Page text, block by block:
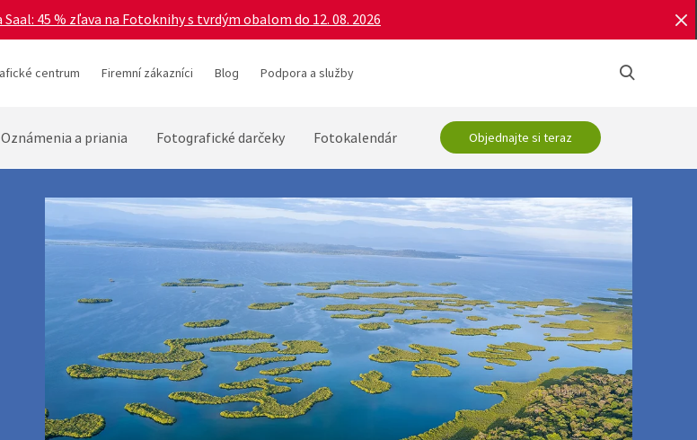
45 % zľava na Fotoknihy s tvrdým obalom do 12. 08. 2026
centrum Firemní zákazníci Blog Podpora a služby
Oznámenia a priania Fotografické darčeky Fotokalendár Objednajte si teraz